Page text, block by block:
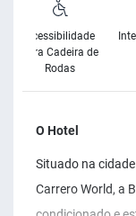
Acessibilidade
para Cadeira de
Rodas
O Hotel
Situado na
Carrero World, a